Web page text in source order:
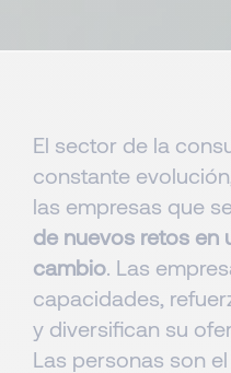
El sector de la
constante
las empresas que
de nuevos retos en
cambio . Las
capacidades,
y diversifican su
Las personas son